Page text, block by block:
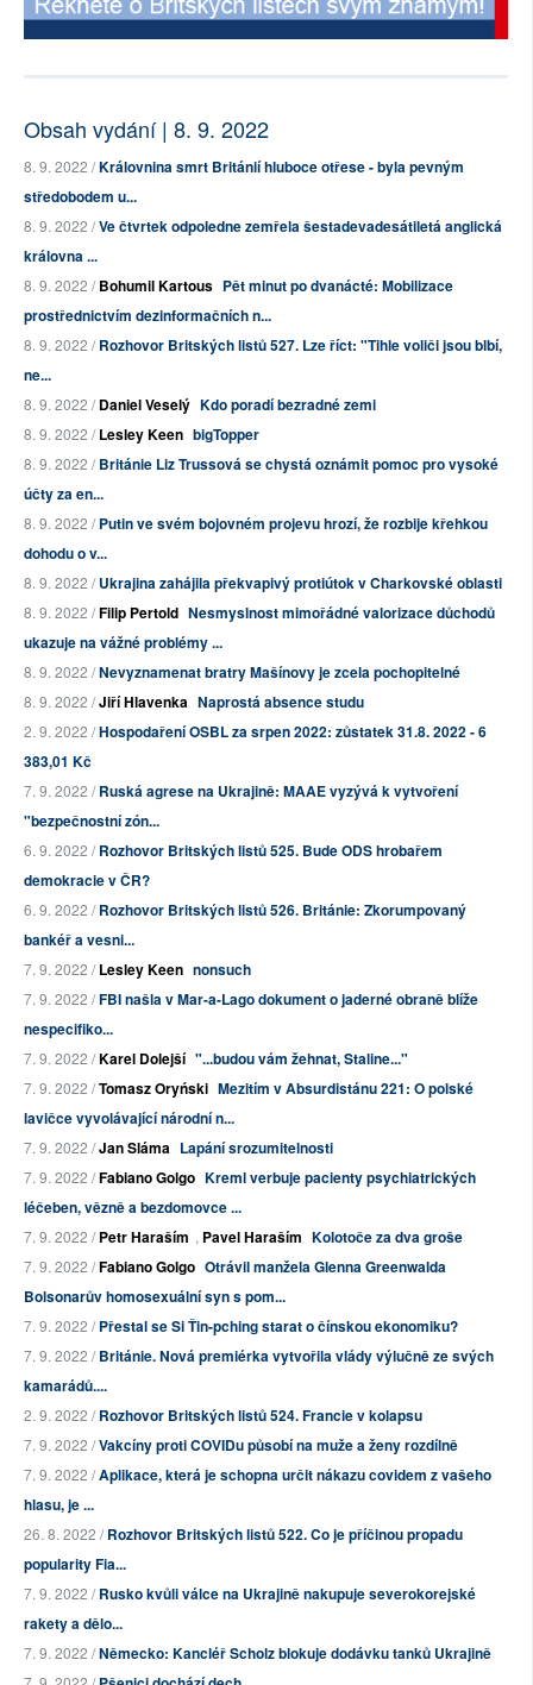
Obsah vydání | 8. 9. 2022
8. 9. 2022 /Královnina smrt Británií hluboce otřese - byla pevným
středobodem u...
8. 9. 2022 /Ve čtvrtek odpoledne zemřela šestadevadesátiletá anglická
královna ...
8. 9. 2022 /Bohumil Kartous Pět minut po dvanácté: Mobilizace
prostřednictvím dezinformačních n...
8. 9. 2022 /Rozhovor Britských listů 527. Lze říct: "Tihle voliči jsou blbí,
ne...
8. 9. 2022 /Daniel Veselý Kdo poradí bezradné zemi
8. 9. 2022 /Lesley Keen bigTopper
8. 9. 2022 /Británie Liz Trussová se chystá oznámit pomoc pro vysoké
účty za en...
8. 9. 2022 /Putin ve svém bojovném projevu hrozí, že rozbije křehkou
dohodu o v...
8. 9. 2022 /Ukrajina zahájila překvapivý protiútok v Charkovské oblasti
8. 9. 2022 /Filip Pertold Nesmyslnost mimořádné valorizace důchodů
ukazuje na vážné problémy ...
8. 9. 2022 /Nevyznamenat bratry Mašínovy je zcela pochopitelné
8. 9. 2022 /Jiří Hlavenka Naprostá absence studu
2. 9. 2022 /Hospodaření OSBL za srpen 2022: zůstatek 31.8. 2022 - 6
383,01 Kč
7. 9. 2022 /Ruská agrese na Ukrajině: MAAE vyzývá k vytvoření
"bezpečnostní zón...
6. 9. 2022 /Rozhovor Britských listů 525. Bude ODS hrobařem
demokracie v ČR?
6. 9. 2022 /Rozhovor Britských listů 526. Británie: Zkorumpovaný
bankéř a vesni...
7. 9. 2022 /Lesley Keen nonsuch
7. 9. 2022 /FBI našla v Mar-a-Lago dokument o jaderné obraně blíže
nespecifiko...
7. 9. 2022 /Karel Dolejší "...budou vám žehnat, Staline..."
7. 9. 2022 /Tomasz Oryński Mezitím v Absurdistánu 221: O polské
lavičce vyvolávající národní n...
7. 9. 2022 /Jan Sláma Lapání srozumitelnosti
7. 9. 2022 /Fabiano Golgo Kreml verbuje pacienty psychiatrických
léčeben, vězně a bezdomovce ...
7. 9. 2022 /Petr Haraším , Pavel Haraším Kolotoče za dva groše
7. 9. 2022 /Fabiano Golgo Otrávil manžela Glenna Greenwalda
Bolsonarův homosexuální syn s pom...
7. 9. 2022 /Přestal se Si Ťin-pching starat o čínskou ekonomiku?
7. 9. 2022 /Británie. Nová premiérka vytvořila vlády výlučně ze svých
kamarádů....
2. 9. 2022 /Rozhovor Britských listů 524. Francie v kolapsu
7. 9. 2022 /Vakcíny proti COVIDu působí na muže a ženy rozdílně
7. 9. 2022 /Aplikace, která je schopna určit nákazu covidem z vašeho
hlasu, je ...
26. 8. 2022 /Rozhovor Britských listů 522. Co je příčinou propadu
popularity Fia...
7. 9. 2022 /Rusko kvůli válce na Ukrajině nakupuje severokorejské
rakety a dělo...
7. 9. 2022 /Německo: Kancléř Scholz blokuje dodávku tanků Ukrajině